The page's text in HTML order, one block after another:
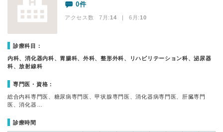
0件
アクセス数 7月:14 | 6月:10
診療科目：
内科、消化器内科、胃腸科、外科、整形外科、リハビリテーション科、泌尿器
科、放射線科
専門医・資格：
総合内科専門医、糖尿病専門医、甲状腺専門医、消化器病専門医、肝臓専門
医、消化器…
診療時間